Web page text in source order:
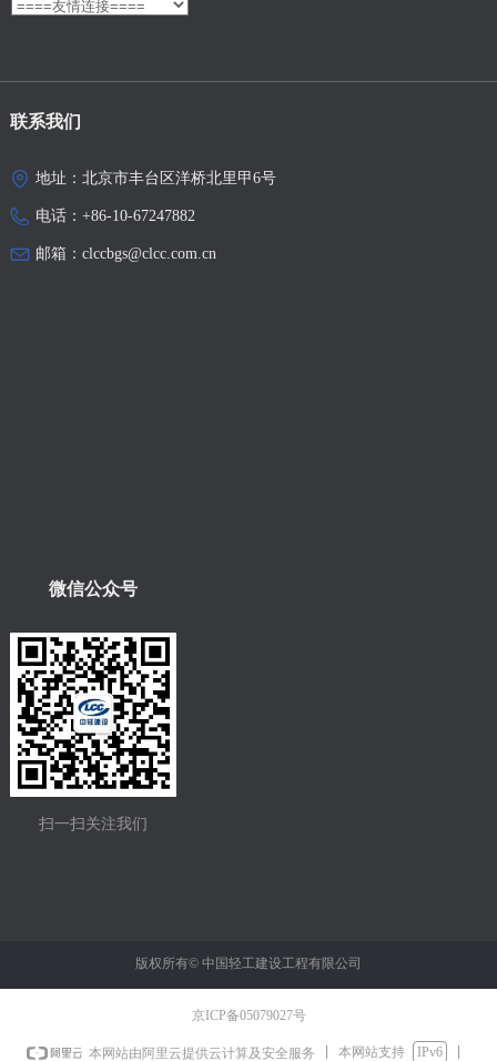
扫一扫关注我们
微信公众号
联系我们
地址： 北京市丰台区洋桥北里甲6号
电话： +86-10-67247882
邮箱： clccbgs@clcc.com.cn
版权所有© 中国轻工建设工程有限公司
京ICP备05079027号
本网站由阿里云提供云计算及安全服务 本网站支持 IPv6